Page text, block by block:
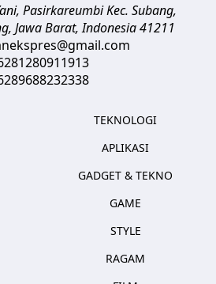
Pasirkareumbi Kec. Subang,
Jawa Barat,Indonesia41211
TEKNOLOGI
APLIKASI
GADGET & TEKNO
GAME
STYLE
RAGAM